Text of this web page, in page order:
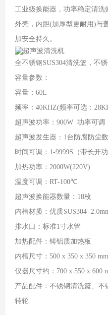
工业级换能器，功率稳定清
外壳，内胆(加厚型更耐用)与
加安全持久。
全不锈钢SUS304清洗篮，不锈
容量参数：
容量：60L
频率：40KHZ(频率可选：
超声波功率：900W 功率可调
超声波发生器：1台防腐防尘
时间可调：1-9999S（带长开功
加热功率：2000W(220V)
温度可调：RT-100℃
超声波换能器数量：18枚
内槽材质：优质SUS304
排水口：标准1寸水管
加热配件：铸铝质加热板
内槽尺寸：500 x 350 x
仪器尺寸约：700 x 550 x 600
产品配件：不锈钢清洗篮、
转轮